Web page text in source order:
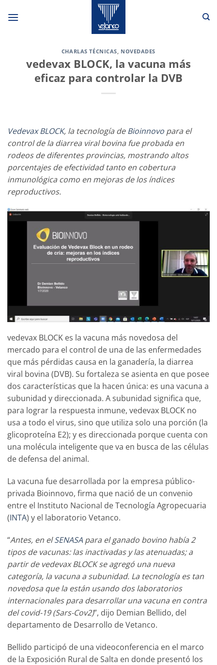
CHARLAS TÉCNICAS, NOVEDADES
vedevax BLOCK, la vacuna más
eficaz para controlar la DVB
Vedevax BLOCK, la tecnología deBioinnovo para el
control de la diarrea viral bovina fue probada en
rodeos de diferentes provincias, mostrando altos
porcentajes de efectividad tanto en cobertura
inmunológica como en mejoras de los índices
reproductivos.
vedevax BLOCK es la vacuna más novedosa del
mercado para el control de una de las enfermedades
que más pérdidas causa en la ganadería, la diarrea
viral bovina (DVB). Su fortaleza se asienta en que posee
dos características que la hacen única: es una vacuna a
subunidad y direccionada. A subunidad significa que,
para lograr la respuesta inmune, vedevax BLOCK no
usa a todo el virus, sino que utiliza solo una porción (la
glicoproteína E2); y es direccionada porque cuenta con
una molécula inteligente que va en busca de las células
de defensa del animal.
La vacuna fue desarrollada por la empresa público-
privada Bioinnovo, firma que nació de un convenio
entre el Instituto Nacional de Tecnología Agropecuaria
(INTA) y el laboratorio Vetanco.
“Antes, en elSENASA para el ganado bovino había 2
tipos de vacunas: las inactivadas y las atenuadas; a
partir de vedevax BLOCK se agregó una nueva
categoría, la vacuna a subunidad. La tecnología es tan
novedosa que la están usando dos laboratorios
internacionales para desarrollar una vacuna en contra
del covid-19 (Sars-Cov2)”, dijo Demian Bellido, del
departamento de Desarrollo de Vetanco.
Bellido participó de una videoconferencia en el marco
de la Exposición Rural de Salta en donde presentó los